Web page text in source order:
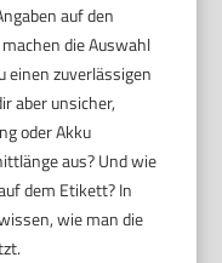
auf den
die Auswahl
einen zuverlässigen
aber unsicher,
oder Akku
aus? Und wie
dem Etikett? In
wie man die